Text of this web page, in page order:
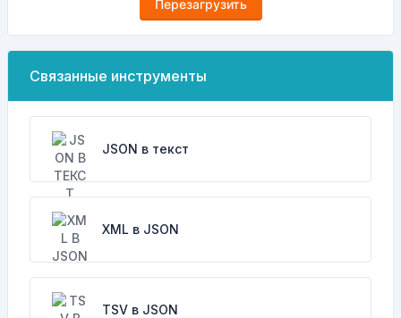
Перезагрузить
Связанные инструменты
JSON в текст
XML в JSON
TSV в JSON